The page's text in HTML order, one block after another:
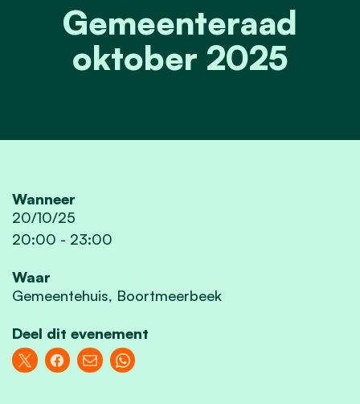
Gemeenteraad
oktober 2025
Wanneer
20/10/25
20:00 - 23:00
Waar
Gemeentehuis, Boortmeerbeek
Deel dit evenement